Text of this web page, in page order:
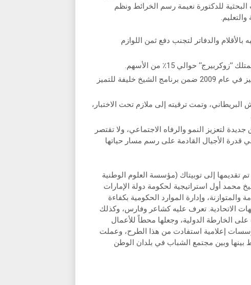
البحثية للدكتورة نعيمة رسم الخرائط ونظم
والدفاتر لتجنب دفع ثمن اللوازم
تم إطلاق جائزة محمد بن راشد للأداء الحكومي المتميز في عام 2009 ضمن برنامج الشيخ خليفة للتميز
وتمت ترقيته إلى ملازم تحت الاختبار،
لتعزيز النمو والرفاه الاجتماعي، ولا تقتصر
الأجيال القادمة على رسم مسار حياتها
للبحث والتطوير تم تقديمها إلى توبيتاك (مؤسسة العلوم الوطنية
أخرى. في أبريل 2007، أطلق الشيخ محمد أول استراتيجية لحكومة دولة الإمارات
وإدارة الموارد الحكومية بكفاءة
الاتحادية. تعرف عليه كشاعر وفارس، وكذلك
الخارطة الدولية، وجعلها محطاً للأعمال
إعلامية استفادت من هذا الطرح، وعملت
بينها وبين مجتمع الشباب في بلدان الوطن